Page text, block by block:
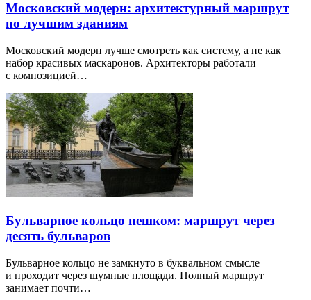
Московский модерн: архитектурный маршрут
по лучшим зданиям
Московский модерн лучше смотреть как систему, а не как
набор красивых маскаронов. Архитекторы работали
с композицией…
Бульварное кольцо пешком: маршрут через
десять бульваров
Бульварное кольцо не замкнуто в буквальном смысле
и проходит через шумные площади. Полный маршрут
занимает почти…